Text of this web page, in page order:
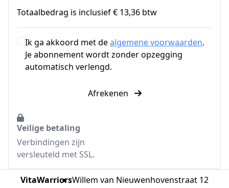
Totaalbedrag is inclusief € 13,36 btw
Ik ga akkoord met dealgemene voorwaarden.
Je abonnement wordt zonder opzegging
automatisch verlengd.
Afrekenen
Veilige betaling
Verbindingen zijn
versleuteld met SSL.
VitaWarriorsWillem van Nieuwenhovenstraat 12